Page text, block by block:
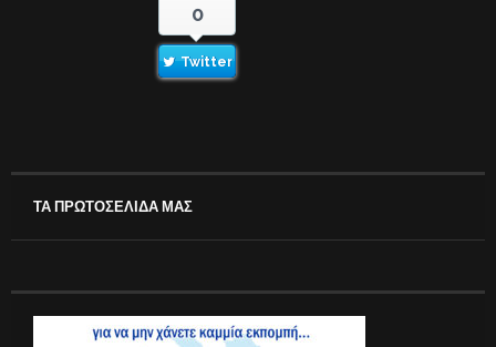
0
Twitter
ΤΑ ΠΡΩΤΟΣΕΛΙΔΑ ΜΑΣ